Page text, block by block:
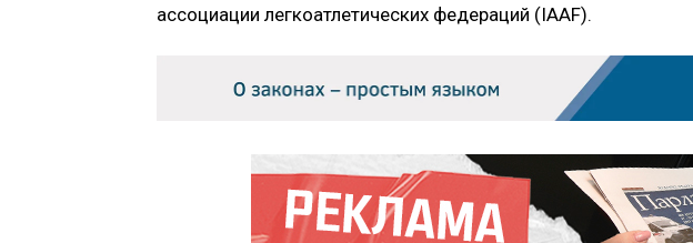
ассоциации легкоатлетических федераций (IAAF).